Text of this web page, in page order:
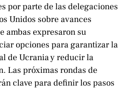
por parte de las delegaciones
Unidos sobre avances
ambas expresaron su
opciones para garantizar la
de Ucrania y reducir la
Las próximas rondas de
clave para definir los pasos